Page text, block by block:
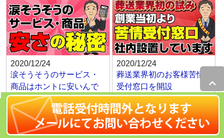
2020/12/24
涙そうそうのサービス・
商品はホントに安いんで
す！
2020/12/24
葬送業界初のお客様苦情
受付窓口を開設